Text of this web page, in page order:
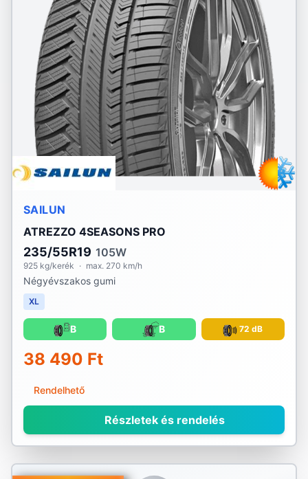
SAILUN
ATREZZO 4SEASONS PRO
235/55R19 105W
925 kg/kerék · max. 270 km/h
Négyévszakos gumi
XL
B B 72 dB
38 490 Ft
Rendelhető
Részletek és rendelés